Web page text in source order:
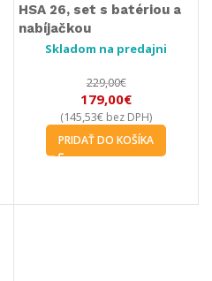
HSA 26, set s batériou a
nabíjačkou
Skladom na predajni
229,00€
179,00€
(145,53€ bez DPH)
PRIDAŤ DO KOŠÍKA